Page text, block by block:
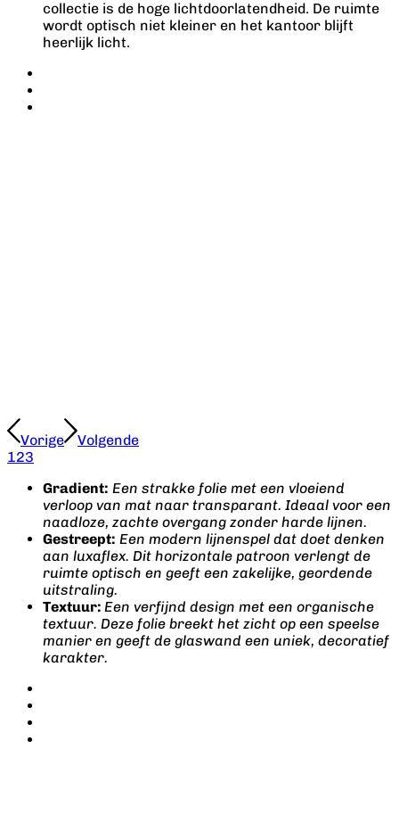
collectie is de hoge lichtdoorlatendheid. De ruimte
wordt optisch niet kleiner en het kantoor blijft
heerlijk licht.
Vorige
Volgende
123
Gradient: Een strakke folie met een vloeiend
verloop van mat naar transparant. Ideaal voor een
naadloze, zachte overgang zonder harde lijnen.
Gestreept: Een modern lijnenspel dat doet denken
aan luxaflex. Dit horizontale patroon verlengt de
ruimte optisch en geeft een zakelijke, geordende
uitstraling.
Textuur: Een verfijnd design met een organische
textuur. Deze folie breekt het zicht op een speelse
manier en geeft de glaswand een uniek, decoratief
karakter.